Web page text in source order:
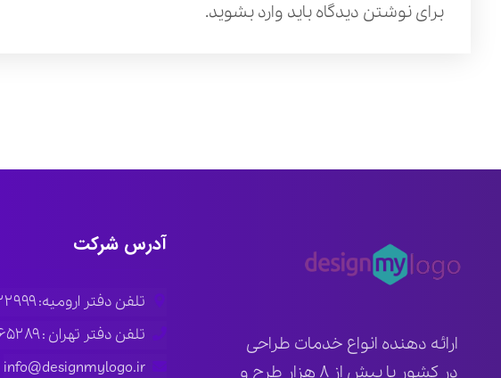
برای نوشتن دیدگاه باید وارد بشوید.
ارائه دهنده انواع خدمات طراحی
در کشور با بیش از ۸ هزار طرح و
آدرس شرکت
تلفن دفتر ارومیه: ۰۴۴۳۲۲۲۲۹۹۹
تلفن دفتر تهران : ۰۹۱۲۲۲۶۵۲۸۹
info@designmylogo.ir